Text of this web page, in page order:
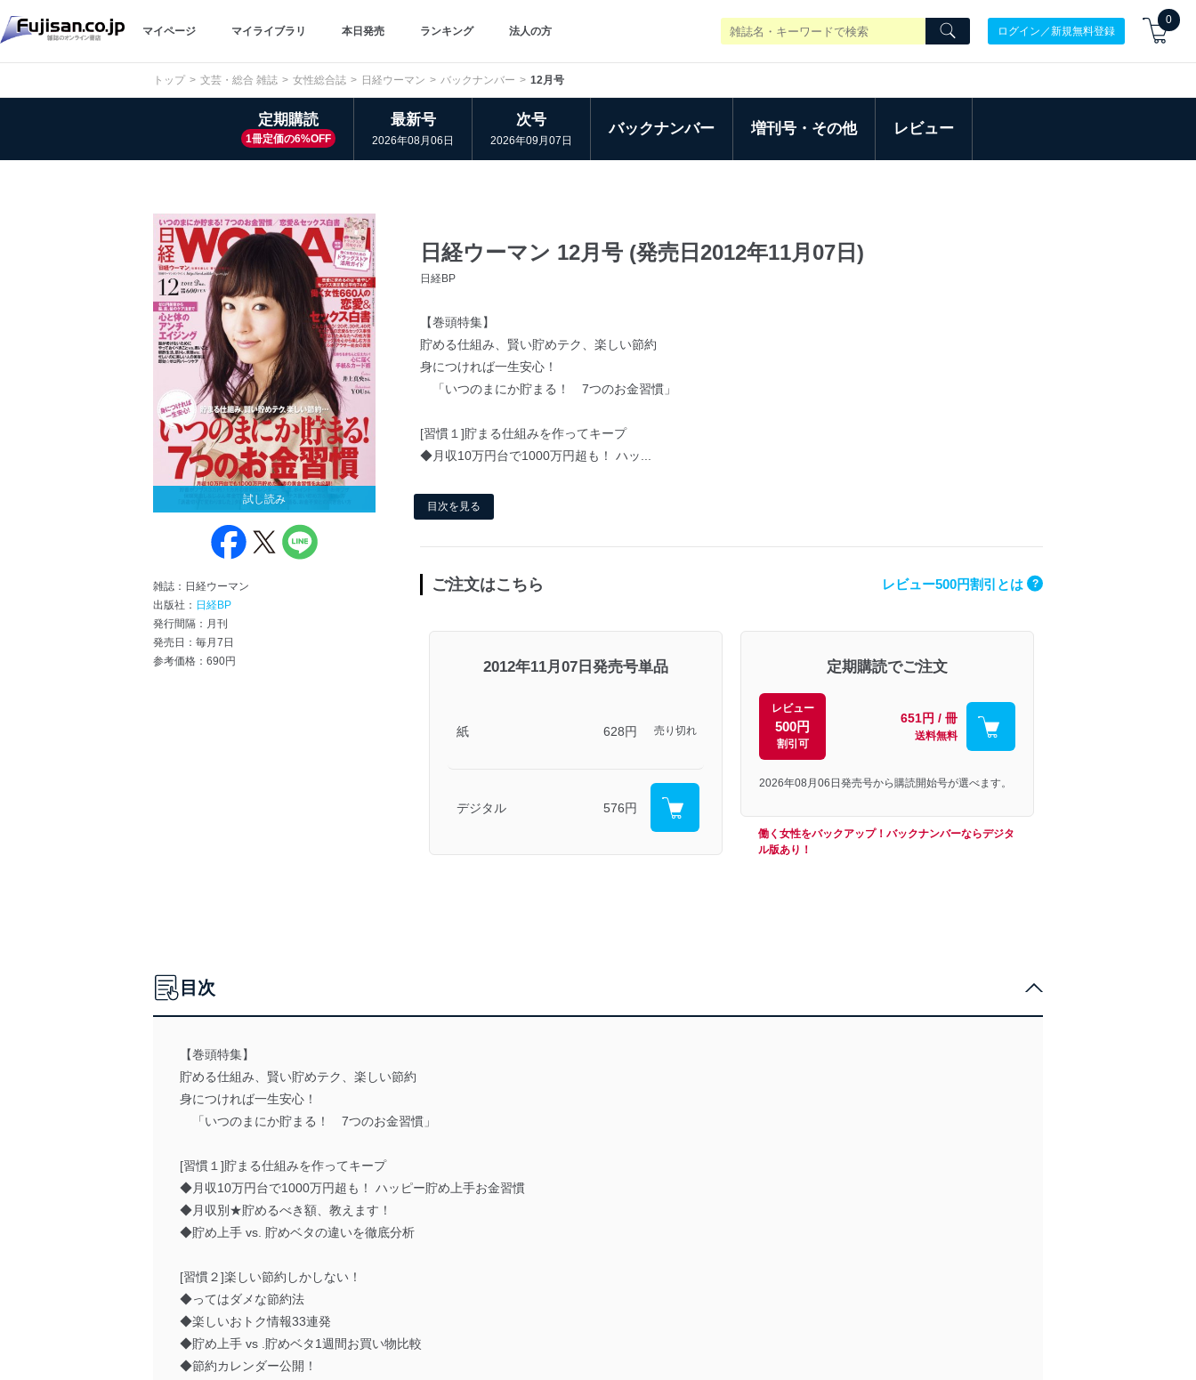
マイページ マイライブラリ 本日発売 ランキング 法人の方 ログイン／新規無料登録
0
トップ 文芸・総合 雑誌 女性総合誌 日経ウーマン バックナンバー 12月号
定期購読
1冊定価の6%OFF
最新号
2026年08月06日
次号
2026年09月07日
バックナンバー 増刊号・その他 レビュー
試し読み
雑誌：日経ウーマン
出版社： 日経BP
発行間隔：月刊
発売日：毎月7日
参考価格：690円
日経ウーマン 12月号 (発売日2012年11月07日)
日経BP
【巻頭特集】
貯める仕組み、賢い貯めテク、楽しい節約
身につければ一生安心！
「いつのまにか貯まる！ 7つのお金習慣」
[習慣１]貯まる仕組みを作ってキープ
◆月収10万円台で1000万円超も！ ハッ...
目次を見る
ご注文はこちら レビュー500円割引とは ?
2012年11月07日発売号単品
紙 628円 売り切れ
デジタル 576円
定期購読でご注文
レビュー
500円
割引可
651円 / 冊
送料無料
2026年08月06日発売号から購読開始号が選べます。
働く女性をバックアップ！バックナンバーならデジタ
ル版あり！
目次
【巻頭特集】
貯める仕組み、賢い貯めテク、楽しい節約
身につければ一生安心！
「いつのまにか貯まる！ 7つのお金習慣」
[習慣１]貯まる仕組みを作ってキープ
◆月収10万円台で1000万円超も！ ハッピー貯め上手お金習慣
◆月収別★貯めるべき額、教えます！
◆貯め上手 vs. 貯めベタの違いを徹底分析
[習慣２]楽しい節約しかしない！
◆ってはダメな節約法
◆楽しいおトク情報33連発
◆貯め上手 vs .貯めベタ1週間お買い物比較
◆節約カレンダー公開！